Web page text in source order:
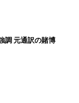
調 元通訳の賭博